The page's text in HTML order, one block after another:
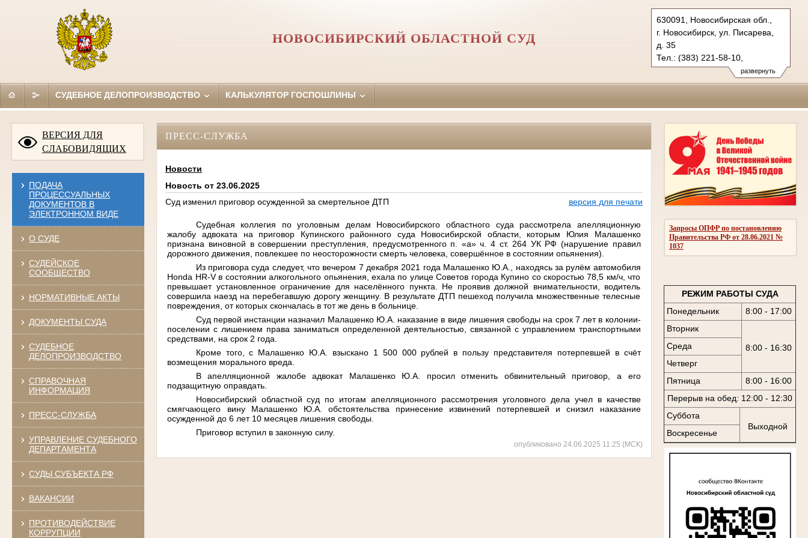
развернуть
630091, Новосибирская обл.,
г. Новосибирск, ул. Писарева,
д. 35
Тел.: (383) 221-58-10,
(383) 221-95-30
oblsud.nsk@sudrf.ru
НОВОСИБИРСКИЙ ОБЛАСТНОЙ СУД
СУДЕБНОЕ ДЕЛОПРОИЗВОДСТВО КАЛЬКУЛЯТОР ГОСПОШЛИНЫ
ВЕРСИЯ ДЛЯ
СЛАБОВИДЯЩИХ
ПОДАЧА
ПРОЦЕССУАЛЬНЫХ
ДОКУМЕНТОВ В
ЭЛЕКТРОННОМ ВИДЕ
О СУДЕ
СУДЕЙСКОЕ
СООБЩЕСТВО
НОРМАТИВНЫЕ АКТЫ
ДОКУМЕНТЫ СУДА
СУДЕБНОЕ
ДЕЛОПРОИЗВОДСТВО
СПРАВОЧНАЯ
ИНФОРМАЦИЯ
ПРЕСС-СЛУЖБА
УПРАВЛЕНИЕ СУДЕБНОГО
ДЕПАРТАМЕНТА
СУДЫ СУБЪЕКТА РФ
ВАКАНСИИ
ПРОТИВОДЕЙСТВИЕ
КОРРУПЦИИ
Запросы ОПФР по постановлению
Правительства РФ от 28.06.2021 №
1037
РЕЖИМ РАБОТЫ СУДА
Понедельник
8:00 - 17:00
Вторник
8:00 - 16:30
Среда
Четверг
Пятница
8:00 - 16:00
Перерыв на обед: 12:00 - 12:30
Суббота
Выходной
Воскресенье
ПРЕСС-СЛУЖБА
Новости
Новость от 23.06.2025
Суд изменил приговор осужденной за смертельное ДТП
версия для печати
Судебная коллегия по уголовным делам Новосибирского областного суда рассмотрела
апелляционную
жалобу
адвоката на приговор Купинского районного суда Новосибирской области которым Юлия
Малашенко
признана виновной в совершении преступления предусмотренного п «а» ч . 4 ст. 264 УК РФ (нарушение правил
дорожного движения повлекшее по неосторожности смерть человека ,совершённое в состоянии опьянения).
Из приговора суда следует, что вечером 7 декабря 2021 года Малашенко Ю .А находясь за рулём автомобиля
Honda HR-V в состоянии алкогольного опьянения ехала по улице Советов города Купино со скоростью 78,5 км/ч,что
превышает установленное ограничение для населённого пункта Не проявив должной внимательности
водитель
совершила наезд на перебегавшую дорогу женщину. В результате ДТП пешеход получила множественные телесные
повреждения ,от которых скончалась в тот же день в больнице
Суд первой инстанции назначил Малашенко Ю. А. наказание в виде лишения свободы на срок7 лет в колонии-
поселении с лишением права заниматься определенной деятельностью связанной с управлением транспортными
средствами
на срок 2 года
Кроме того,с Малашенко Ю .А взыскано1 500 000 рублей в пользу представителя потерпевшей в счёт
возмещения морального вреда
В
апелляционной жалобе адвокат Малашенко Ю .А просил отменить обвинительный приговор а
его
подзащитную оправдать
Новосибирский областной суд по итогам апелляционного рассмотрения уголовного дела учел в качестве
смягчающего
вину Малашенко Ю. А. обстоятельства принесение извинений потерпевшей и снизил
наказание
осужденной до 6 лет10 месяцев лишения свободы
Приговор вступил в законную силу.
опубликовано 24.06.2025 11:25 (МСК)